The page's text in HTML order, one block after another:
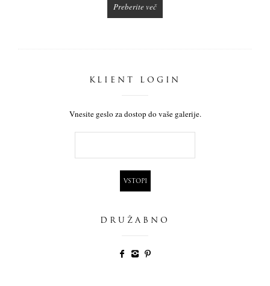
Preberite več
KLIENT LOGIN
Vnesite geslo za dostop do vaše galerije.
DRUŽABNO